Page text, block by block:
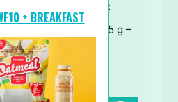
a sentimento ♥):
11,5 g – Proteine 5 g –
usando i tastini
+ BREAKFAST